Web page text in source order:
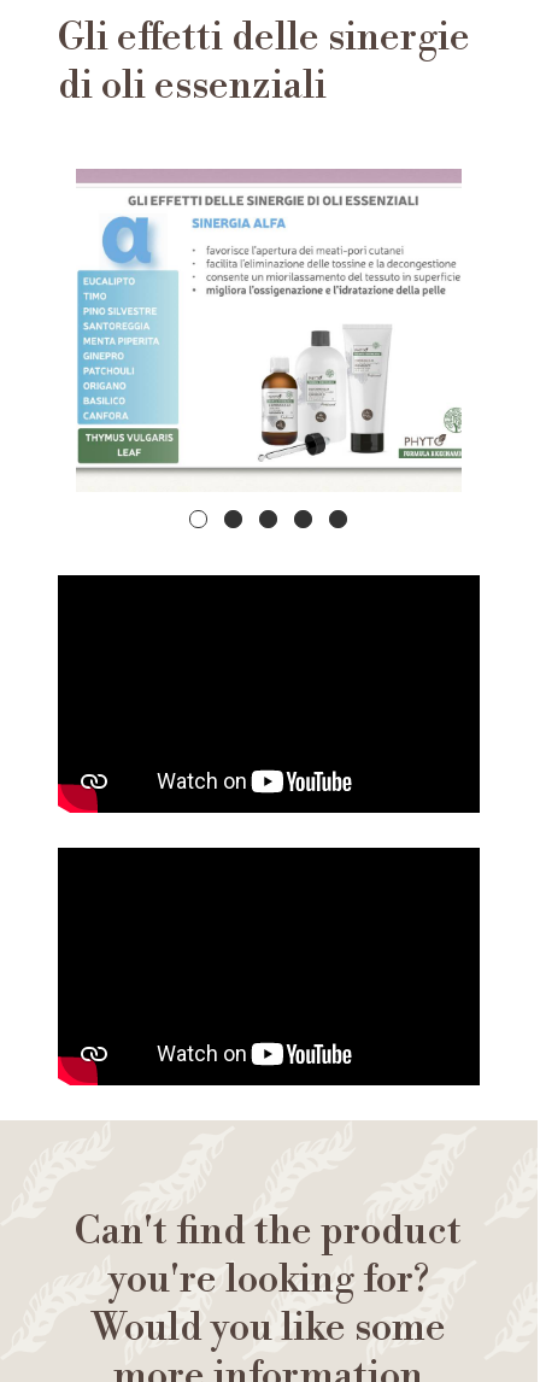
Gli effetti delle sinergie
di oli essenziali
Can't find the product
you're looking for?
Would you like some